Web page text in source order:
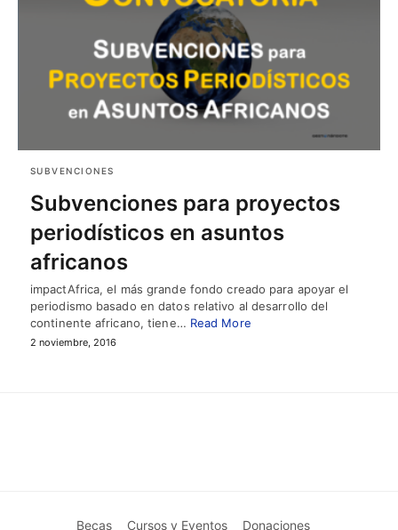
SUBVENCIONES
Subvenciones para proyectos
periodísticos en asuntos
africanos
impactAfrica, el más grande fondo creado para apoyar el
periodismo basado en datos relativo al desarrollo del
continente africano, tiene… Read More
2 noviembre, 2016
Becas Cursos y Eventos Donaciones